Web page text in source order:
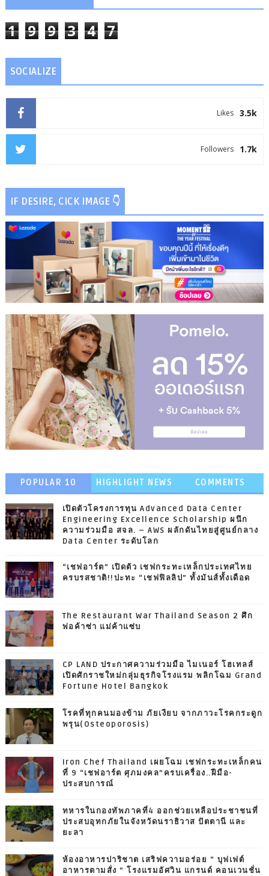
1 9 9 3 4 7
SOCIALIZE
3.5k
Likes
1.7k
Followers
IF DESIRE, CICK IMAGE 👇
POPULAR 10 HIGHLIGHT NEWS COMMENTS
เปิดตัวโครงการทุน Advanced Data Center
Engineering Excellence Scholarship ผนึก
ความร่วมมือ สจล. – AWS ผลักดันไทยสู่ศูนย์กลาง
Data Center ระดับโลก
“เชฟอาร์ต” เปิดตัว เชฟกระทะเหล็กประเทศไทย
ครบรสชาติ!!ปะทะ “เชฟฟิลลิป” ทั้งมันส์ทั้งเดือด
The Restaurant War Thailand Season 2 ศึก
พ่อค้าซ่า แม่ค้าแซ่บ
CP LAND ประกาศความร่วมมือ ไมเนอร์ โฮเทลส์
เปิดศักราชใหม่กลุ่มธุรกิจโรงแรม พลิกโฉม Grand
Fortune Hotel Bangkok
โรคที่ทุกคนมองข้าม ภัยเงียบ จากภาวะโรคกระดูก
พรุน(Osteoporosis)
Iron Chef Thailand เผยโฉม เชฟกระทะเหล็กคน
ที่ 9 “เชฟอาร์ต ศุภมงคล”ครบเครื่อง..ฝีมือ-
ประสบการณ์
ทหารในกองทัพภาคที่4 ออกช่วยเหลือประชาชนที่
ประสบอุทกภัยในจังหวัดนราธิวาส ปัตตานี และ
ยะลา
ห้องอาหารปาริชาต เสริฟความอร่อย “ บุฟเฟต์
อาหารตามสั่ง ” โรงแรมอัศวิน แกรนด์ คอนเวนชั่น